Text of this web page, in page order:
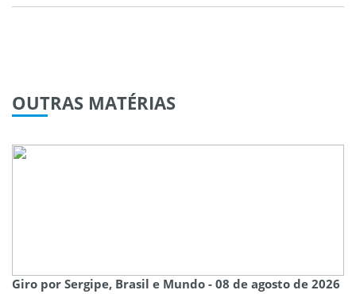
OUTRAS MATÉRIAS
Giro por Sergipe, Brasil e Mundo - 08 de agosto de 2026